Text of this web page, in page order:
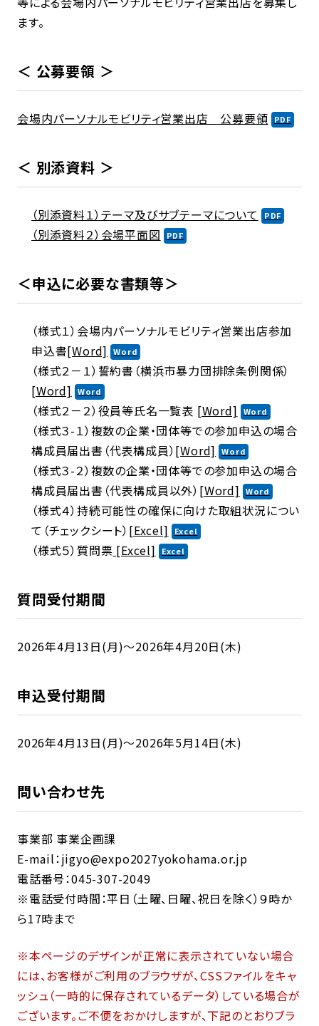
ます。
＜ 公募要領 ＞
会場内パーソナルモビリティ営業出店 公募要領
＜ 別添資料 ＞
（別添資料１）テーマ及びサブテーマについて
（別添資料２）会場平面図
＜申込に必要な書類等＞
（様式１）会場内パーソナルモビリティ営業出店参加
申込書[Word]
（様式２－１）誓約書（横浜市暴力団排除条例関係）
[Word]
（様式２－２）役員等氏名一覧表 [Word]
（様式３-１）複数の企業・団体等での参加申込の場合
構成員届出書（代表構成員） [Word]
（様式３-２）複数の企業・団体等での参加申込の場合
構成員届出書（代表構成員以外） [Word]
（様式４）持続可能性の確保に向けた取組状況につい
て（チェックシート） [Excel]
（様式５）質問票 [Excel]
質問受付期間
2026年4月13日(月)～2026年4月20日(木)
申込受付期間
2026年4月13日(月)～2026年5月14日(木)
問い合わせ先
事業部 事業企画課
E-mail：jigyo@expo2027yokohama.or.jp
電話番号：045-307-2049
※電話受付時間：平日（土曜、日曜、祝日を除く）９時か
ら17時まで
※本ページのデザインが正常に表示されていない場合
には、お客様がご利用のブラウザが、CSSファイルをキャ
ッシュ（一時的に保存されているデータ）している場合が
ございます。ご不便をおかけしますが、下記のとおりブラ